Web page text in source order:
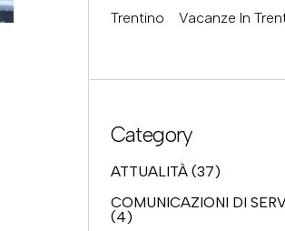
Trentino
Vacanze In
Category
ATTUALITÀ(37)
COMUNICAZIONI DI
(4)